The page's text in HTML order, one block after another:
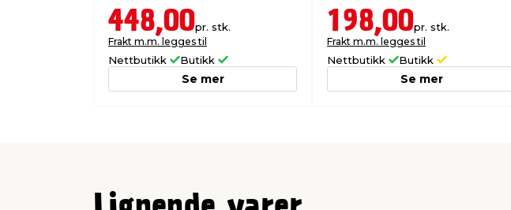
5 års garanti
Det gis 5 års garanti på dette Falke-produktet ved fremvisning av
gyldig kvittering.
Husk å ta vare på kvitteringen i hele garantiperioden. Les mer om
garantibetingelsene i brukermanualen.
448,00pr. stk.
Frakt m.m. legges til
Nettbutikk Butikk
Se mer
198,00pr. stk.
Frakt m.m. legges til
Nettbutikk Butikk
Se mer